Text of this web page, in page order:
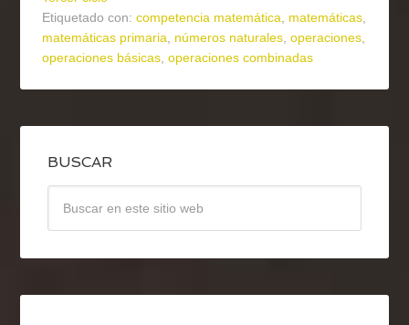
Etiquetado con:competencia matemática, matemáticas,
matemáticas primaria, números naturales,operaciones,
operaciones básicas,operaciones combinadas
BUSCAR